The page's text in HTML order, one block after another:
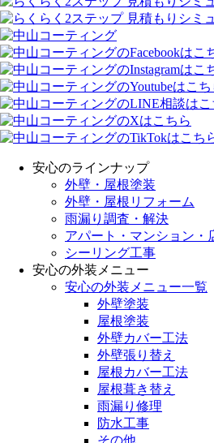
安心のラインナップ
外壁・屋根塗装
外壁・屋根リフォーム
雨漏り調査・解決
アパート・マンション・
シーリング工事
安心の外装メニュー
安心の外装メニュー一覧
外壁塗装
屋根塗装
外壁カバー工法
外壁張り替え
屋根カバー工法
屋根葺き替え
雨漏り修理
防水工事
その他